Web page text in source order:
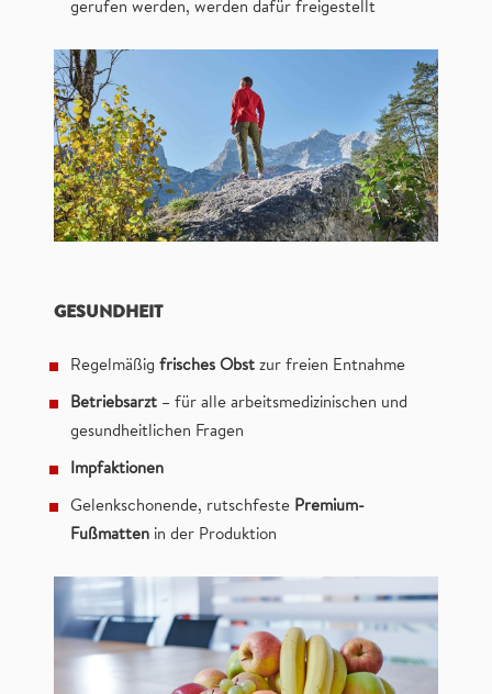
gerufen werden, werden dafür freigestellt
GESUNDHEIT
Regelmäßig frisches Obst zur freien Entnahme
Betriebsarzt – für alle arbeitsmedizinischen und
gesundheitlichen Fragen
Impfaktionen
Gelenkschonende, rutschfeste Premium-
Fußmatten in der Produktion